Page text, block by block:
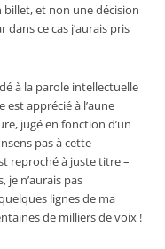
billet, et non une décision
ce cas j’aurais pris
à la parole intellectuelle
apprécié à l’aune
jugé en fonction d’un
pas à cette
reproché à juste titre –
je n’aurais pas
lignes de ma
de milliers de voix !